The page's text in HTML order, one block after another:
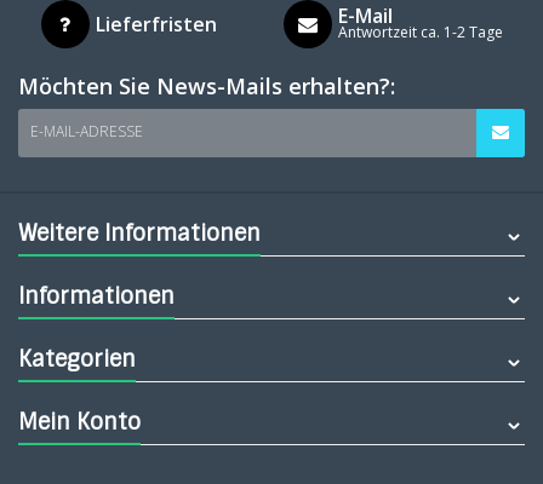
Lieferfristen E-Mail
Antwortzeit ca. 1-2 Tage
Möchten Sie News-Mails erhalten?:
E-MAIL-ADRESSE
Weitere Informationen
Informationen
Kategorien
Mein Konto